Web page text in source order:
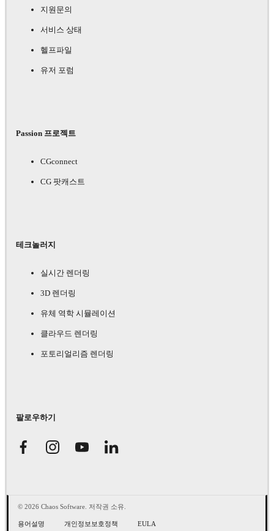
지원문의
서비스 상태
헬프파일
유저 포럼
Passion 프로젝트
CGconnect
CG 팟캐스트
테크놀러지
실시간 렌더링
3D 렌더링
유체 역학 시뮬레이션
클라우드 렌더링
포토리얼리즘 렌더링
팔로우하기
© 2026 Chaos Software. 저작권 소유.
용어설명 개인정보보호정책 EULA